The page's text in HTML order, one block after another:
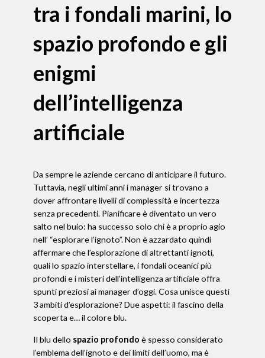
tra i fondali marini, lo
spazio profondo e gli
enigmi
dell’intelligenza
artificiale
Da sempre le aziende cercano di anticipare il futuro.
Tuttavia, negli ultimi anni i manager si trovano a
dover affrontare livelli di complessità e incertezza
senza precedenti. Pianificare è diventato un vero
salto nel buio: ha successo solo chi è a proprio agio
nell’ “esplorare l’ignoto”. Non è azzardato quindi
affermare che l’esplorazione di altrettanti ignoti,
quali lo spazio interstellare, i fondali oceanici più
profondi e i misteri dell’intelligenza artificiale offra
spunti preziosi ai manager d’oggi. Cosa unisce questi
3 ambiti d’esplorazione? Due aspetti: il fascino della
scoperta e… il colore blu.
Il blu dello spazio profondo è spesso considerato
l’emblema dell’ignoto e dei limiti dell’uomo, ma è